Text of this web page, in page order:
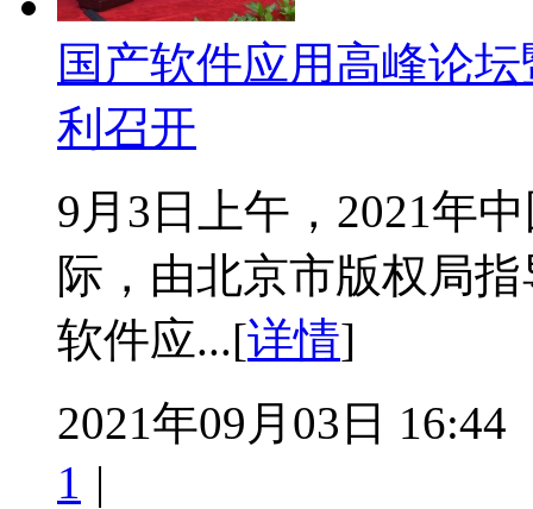
国产软件应用高峰论
利召开
9月3日上午，2021年
际，由北京市版权局
软件应...[详情]
2021年09月03日 16:44
1 |